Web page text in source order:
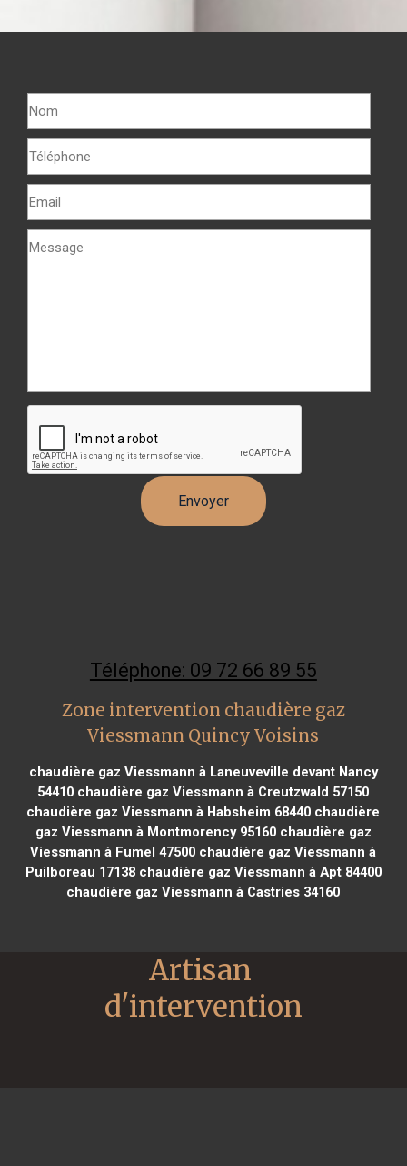
Téléphone: 09 72 66 89 55
Zone intervention chaudière gaz
Viessmann Quincy Voisins
chaudière gaz Viessmann à Laneuveville devant Nancy
54410 chaudière gaz Viessmann à Creutzwald 57150
chaudière gaz Viessmann à Habsheim 68440 chaudière
gaz Viessmann à Montmorency 95160chaudière gaz
Viessmann à Fumel 47500 chaudière gaz Viessmann à
Puilboreau 17138chaudière gaz Viessmann à Apt 84400
chaudière gaz Viessmann à Castries 34160
Artisan
d'intervention